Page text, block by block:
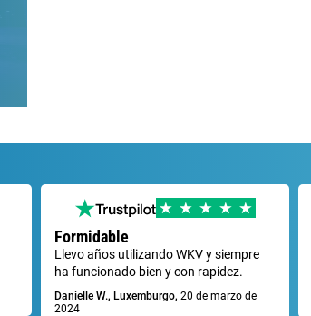
Formidable
Llevo años utilizando WKV y siempre
ha funcionado bien y con rapidez.
Danielle W., Luxemburgo, 20 de marzo de
2024